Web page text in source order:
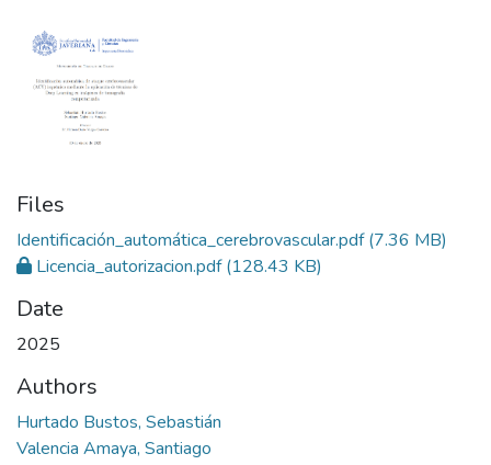
Files
Identificación_automática_cerebrovascular.pdf(7.36 MB)
Licencia_autorizacion.pdf(128.43 KB)
Date
2025
Authors
Hurtado Bustos, Sebastián
Valencia Amaya, Santiago